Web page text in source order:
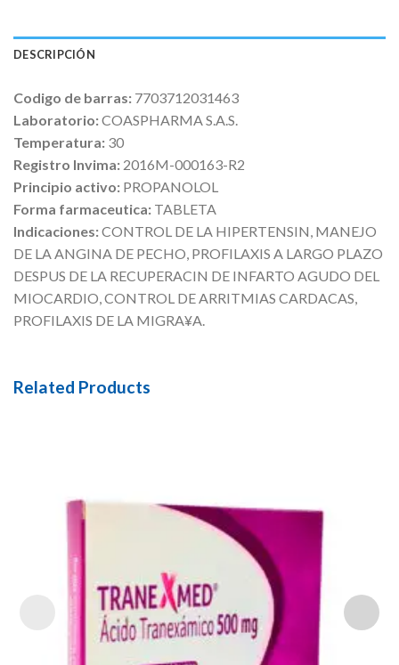
DESCRIPCIÓN
Codigo de barras: 7703712031463
Laboratorio:COASPHARMA S.A.S.
Temperatura: 30
Registro Invima: 2016M-000163-R2
Principio activo: PROPANOLOL
Forma farmaceutica: TABLETA
Indicaciones:CONTROL DE LA HIPERTENSIN, MANEJO
DE LA ANGINA DE PECHO, PROFILAXIS A LARGO PLAZO
DESPUS DE LA RECUPERACIN DE INFARTO AGUDO DEL
MIOCARDIO, CONTROL DE ARRITMIAS CARDACAS,
PROFILAXIS DE LA MIGRA¥A.
Related Products